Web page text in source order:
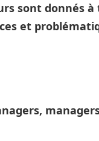
sont donnés
et